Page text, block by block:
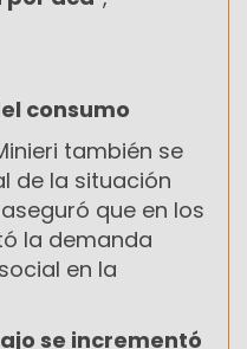
consumo
también se
de la situación
que en los
la demanda
en la
se incrementó